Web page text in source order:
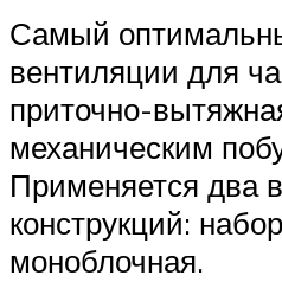
Самый
вентиляции для
приточно-
механическим
Применяется два
конструкций:
моноблочная.